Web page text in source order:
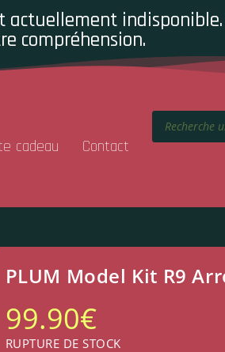
actuellement indisponible.
compréhension.
cadeau Contact
PLUM Model Kit R9
99.90€
RUPTURE DE STOCK